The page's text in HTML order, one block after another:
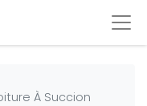
À Succion